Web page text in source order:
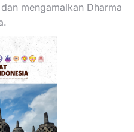
mengamalkan Dharma